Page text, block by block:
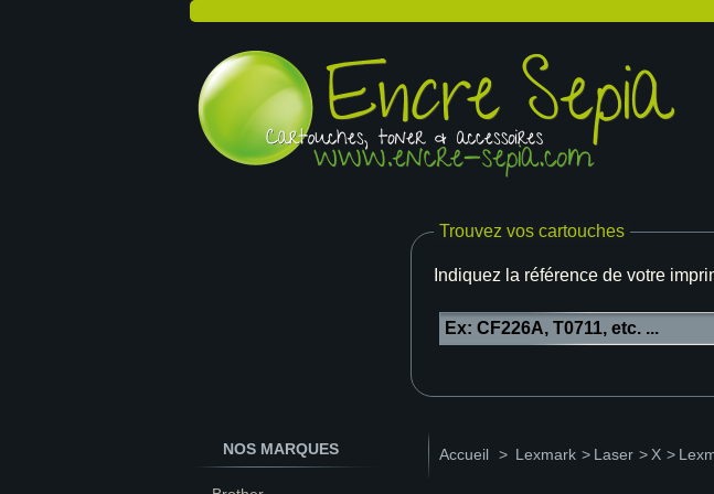
Trouvez vos cartouches
Indiquez la référence de votre
NOS MARQUES Accueil > Lexmark > Laser > X >